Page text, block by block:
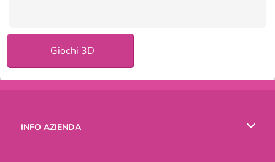
Giochi 3D
INFO AZIENDA